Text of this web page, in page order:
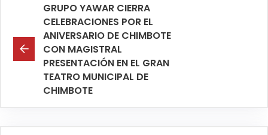
GRUPO YAWAR CIERRA
CELEBRACIONES POR EL
ANIVERSARIO DE CHIMBOTE
CON MAGISTRAL
PRESENTACIÓN EN EL GRAN
TEATRO MUNICIPAL DE
CHIMBOTE